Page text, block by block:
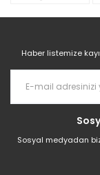
Haber listemize
Sosyal medyadan